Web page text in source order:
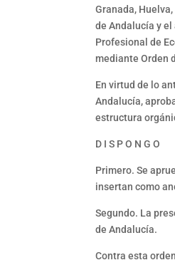
Granada,
de Andalucía y
Profesional de
mediante Orden
En virtud de lo
Andalucía,
estructura
D I S P O N G O
Primero. Se
insertan como
Segundo. La
de Andalucía.
Contra esta